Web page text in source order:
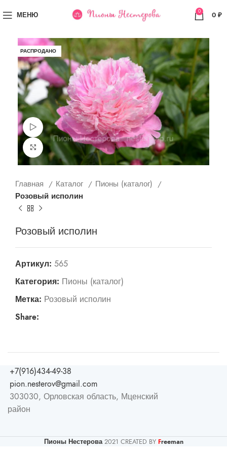
МЕНЮ 0 0 ₽
РАСПРОДАНО
Просмотр видео
Увеличить
Главная Каталог
Пионы (каталог)
Розовый исполин
Розовый исполин
Артикул: 565
Категория: Пионы (каталог)
Метка: Розовый исполин
Share:
+7(916)434-49-38
pion.nesterov@gmail.com
303030, Орловская область, Мценский
район
Пионы Нестерова 2021 CREATED BY Freeman